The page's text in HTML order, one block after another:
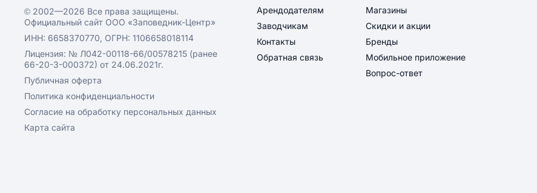
© 2002—2026 Все права защищены.
Официальный сайт ООО «Заповедник-Центр»
ИНН: 6658370770, ОГРН: 1106658018114
Лицензия: № Л042-00118-66/00578215 (ранее
66-20-3-000372) от 24.06.2021г.
Публичная оферта
Политика конфиденциальности
Согласие на обработку персональных данных
Карта сайта
Арендодателям
Заводчикам
Контакты
Обратная связь
Магазины
Скидки и акции
Бренды
Мобильное приложение
Вопрос-ответ